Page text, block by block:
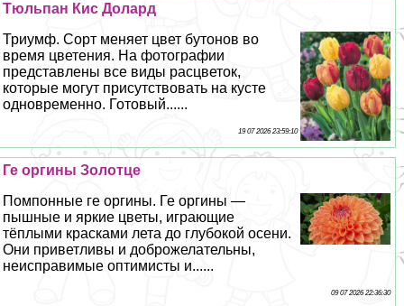
Тюльпан Кис Долард
Триумф. Сорт меняет цвет бутонов во
время цветения. На фотографии
представлены все виды расцветок,
которые могут присутствовать на кусте
одновременно. Готовый......
19 07 2026 23:59:10
Ге opгины Золотце
Помпонные ге opгины. Ге opгины —
пышные и яркие цветы, играющие
тёплыми красками лета до глубокой осени.
Они приветливы и доброжелательны,
неисправимые оптимисты и......
09 07 2026 22:36:30